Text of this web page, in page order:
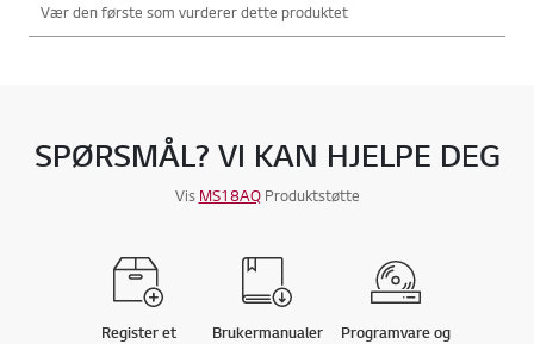
SPØRSMÅL? VI KAN HJELPE DEG
Vis MS18AQProduktstøtte
Register et
Brukermanualer
Programvare og